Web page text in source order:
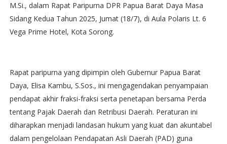
M.Si., dalam Rapat Paripurna DPR Papua Barat Daya Masa
Sidang Kedua Tahun 2025, Jumat (18/7), di Aula Polaris Lt. 6
Vega Prime Hotel, Kota Sorong.
Rapat paripurna yang dipimpin oleh Gubernur Papua Barat
Daya, Elisa Kambu, S.Sos., ini mengagendakan penyampaian
pendapat akhir fraksi-fraksi serta penetapan bersama Perda
tentang Pajak Daerah dan Retribusi Daerah. Peraturan ini
diharapkan menjadi landasan hukum yang kuat dan akuntabel
dalam pengelolaan Pendapatan Asli Daerah (PAD) guna